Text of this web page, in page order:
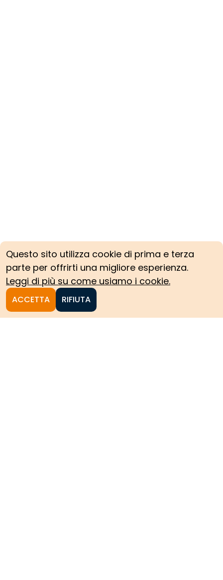
Questo sito utilizza cookie di prima e terza
parte per offrirti una migliore esperienza.
Leggi di più su come usiamo i cookie.
ACCETTA RIFIUTA